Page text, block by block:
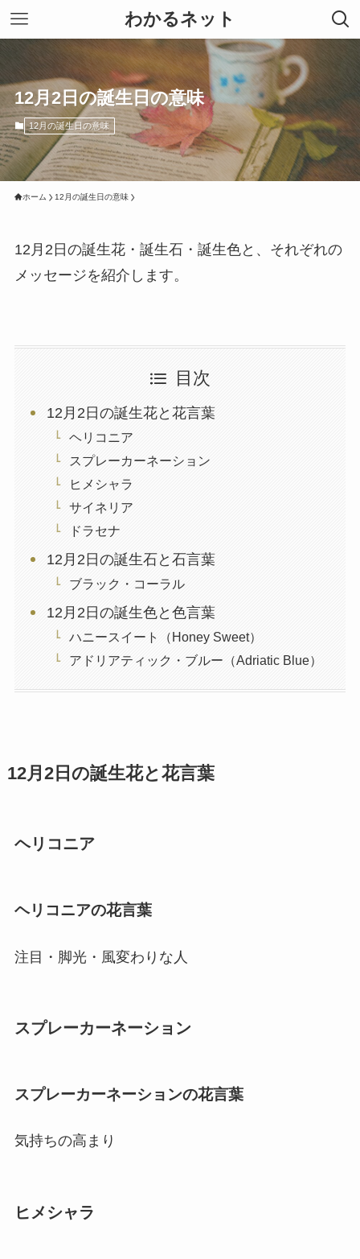
わかるネット
12月2日の誕生日の意味
12月の誕生日の意味
ホーム 12月の誕生日の意味
12月2日の誕生花・誕生石・誕生色と、それぞれの
メッセージを紹介します。
目次
12月2日の誕生花と花言葉
ヘリコニア
スプレーカーネーション
ヒメシャラ
サイネリア
ドラセナ
12月2日の誕生石と石言葉
ブラック・コーラル
12月2日の誕生色と色言葉
ハニースイート（Honey Sweet）
アドリアティック・ブルー（Adriatic Blue）
12月2日の誕生花と花言葉
ヘリコニア
ヘリコニアの花言葉
注目・脚光・風変わりな人
スプレーカーネーション
スプレーカーネーションの花言葉
気持ちの高まり
ヒメシャラ